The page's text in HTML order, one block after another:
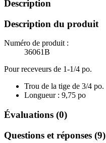
Description
Description du produit
Numéro de produit :
36061B
Pour receveurs de 1-1/4 po.
Trou de la tige de 3/4 po.
Longueur : 9,75 po
Évaluations (0)
Questions et réponses (9)